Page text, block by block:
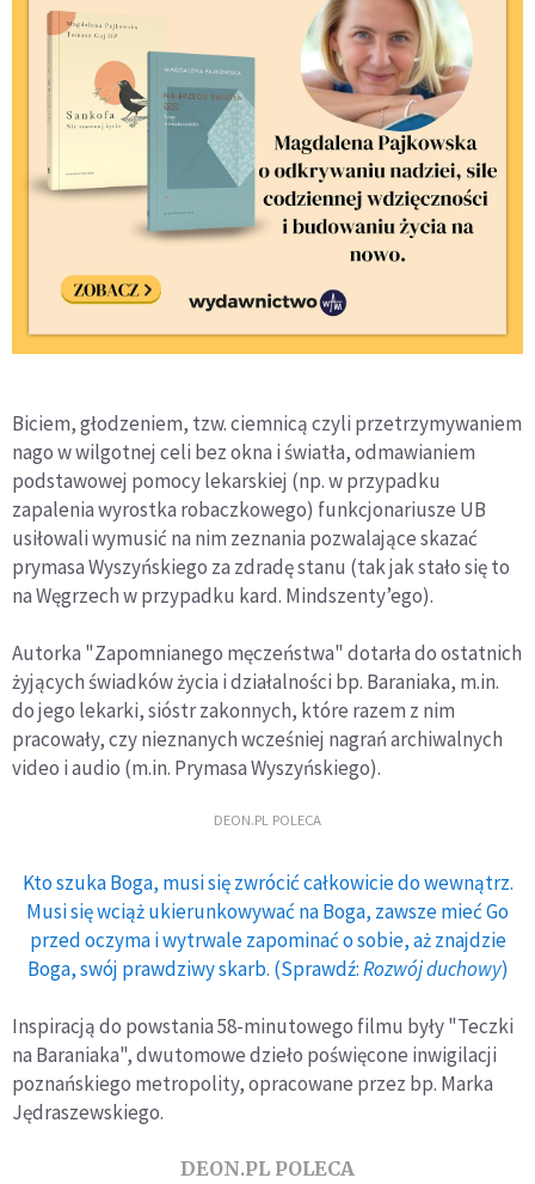
Biciem, głodzeniem, tzw. ciemnicą czyli przetrzymywaniem
nago w wilgotnej celi bez okna i światła, odmawianiem
podstawowej pomocy lekarskiej (np. w przypadku
zapalenia wyrostka robaczkowego) funkcjonariusze UB
usiłowali wymusić na nim zeznania pozwalające skazać
prymasa Wyszyńskiego za zdradę stanu (tak jak stało się to
na Węgrzech w przypadku kard. Mindszenty’ego).
Autorka "Zapomnianego męczeństwa" dotarła do ostatnich
żyjących świadków życia i działalności bp. Baraniaka, m.in.
do jego lekarki, sióstr zakonnych, które razem z nim
pracowały, czy nieznanych wcześniej nagrań archiwalnych
video i audio (m.in. Prymasa Wyszyńskiego).
DEON.PL POLECA
Kto szuka Boga, musi się zwrócić całkowicie do wewnątrz.
Musi się wciąż ukierunkowywać na Boga, zawsze mieć Go
przed oczyma i wytrwale zapominać o sobie, aż znajdzie
Boga, swój prawdziwy skarb. (Sprawdź:Rozwój duchowy)
Inspiracją do powstania 58-minutowego filmu były "Teczki
na Baraniaka", dwutomowe dzieło poświęcone inwigilacji
poznańskiego metropolity, opracowane przez bp. Marka
Jędraszewskiego.
DEON.PL POLECA